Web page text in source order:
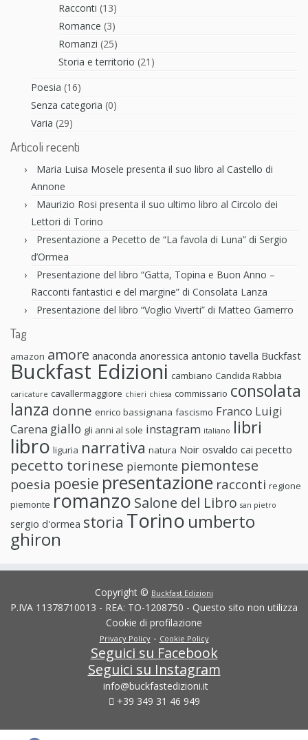
Racconti (13)
Romance (3)
Romanzi (25)
Storia e territorio (21)
Poesia (16)
Senza categoria (0)
Varia (29)
Articoli recenti
Maria Luisa Mosele presenta il suo libro al Castello di
Annone
Maurizio Rosi presenta il suo ultimo libro al Circolo dei
Lettori di Torino
Presentazione a Pecetto de “La favola di Luna” di Sergio
d’Ormea
Presentazione del libro “Gatta, Topina e Buon Anno –
Racconti fantastici e del margine” di Consolata Lanza
Presentazione del libro “Voglio Viverti” di Matteo Gamerro
Tag
amazon amore anaconda anoressica antonio tavella Buckfast
Buckfast Edizioni cambiano Candida Rabbia
caricature cavallermaggiore chieri chiesa commissario consolata
lanza donne enrico bassignana fascismo Franco Luigi
Carena giallo gli anni al sole instagram italiano libri
libro liguria narrativa natura Noir osvaldo cai pecetto
pecetto torinese piemonte piemontese
poesia poesie presentazione racconti regione
piemonte romanzo Salone del Libro san pietro
sergio d'ormea storia Torino umberto
ghiron
Copyright © Buckfast Edizioni
P.IVA 11378710013 - REA: TO-1208750 - Questo sito non utilizza
Cookie di profilazione
Privacy Policy- Cookie Policy
Seguici su Facebook
Seguici su Instagram
info@buckfastedizioni.it
+39 349 31 46 949